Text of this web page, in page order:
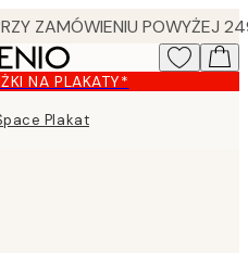
NA PLAKATY*
Plakat